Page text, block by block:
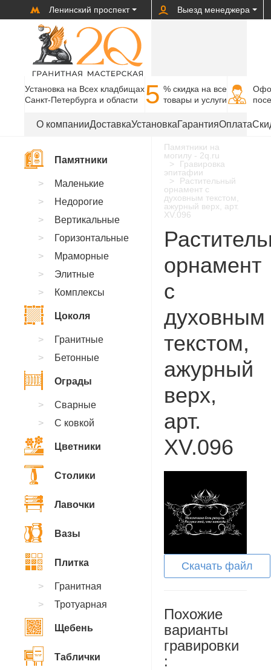
Ленинский проспект Выезд менеджера
Установка на Всех кладбищах
Санкт-Петербурга и области
5 % cкидка на все
товары и услуги
О компанииДоставкаУстановкаГарантияОплата
Памятники на
могилу - 2q.ru
Гравировка
эпитафии
Растительный
орнамент с
духовным текстом,
ажурный верх, арт.
XV.096
орнамент
с
духовным
текстом,
ажурный
верх,
арт.
XV.096
Скачать файл
Похожие
варианты
гравировки
:
Памятники
Маленькие
Недорогие
Вертикальные
Горизонтальные
Мраморные
Элитные
Комплексы
Цоколя
Гранитные
Бетонные
Ограды
Сварные
С ковкой
Цветники
Столики
Лавочки
Вазы
Плитка
Гранитная
Тротуарная
Щебень
Таблички